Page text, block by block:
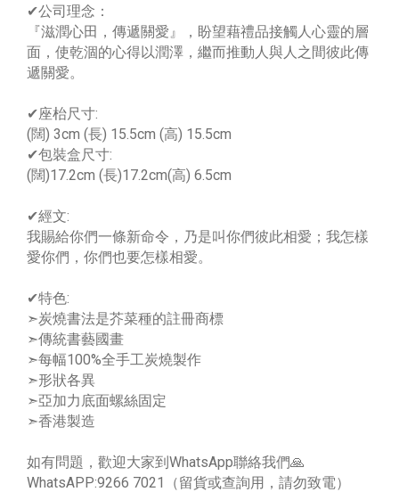
✔公司理念：
『滋潤心田，傳遞關愛』，盼望藉禮品接觸人心靈的層
面，使乾涸的心得以潤澤，繼而推動人與人之間彼此傳
遞關愛。
✔座枱尺寸:
(闊) 3cm (長) 15.5cm (高) 15.5cm
✔包裝盒尺寸:
(闊)17.2cm (長)17.2cm(高) 6.5cm
✔經文:
我賜給你們一條新命令，乃是叫你們彼此相愛；我怎樣
愛你們，你們也要怎樣相愛。
✔特色:
➣炭燒書法是芥菜種的註冊商標
➣傳統書藝國畫
➣每幅100%全手工炭燒製作
➣形狀各異
➣亞加力底面螺絲固定
➣香港製造
如有問題，歡迎大家到WhatsApp聯絡我們🙏
WhatsAPP:9266 7021（留貨或查詢用，請勿致電）